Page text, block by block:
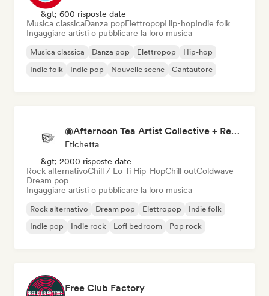
&gt; 600 risposte date
Musica classicaDanza popElettropopHip-hopIndie folk
Ingaggiare artisti o pubblicare la loro musica
Musica classica Danza pop Elettropop
Hip-hop
Indie folk
Indie pop Nouvelle scene Cantautore
◉Afternoon Tea Artist Collective + Record Label◉
Etichetta
&gt; 2000 risposte date
Rock alternativoChill / Lo-fi Hip-HopChill outColdwave
Dream pop
Ingaggiare artisti o pubblicare la loro musica
Rock alternativo Dream pop Elettropop
Indie folk
Indie pop
Indie rock Lofi bedroom Pop rock
Free Club Factory